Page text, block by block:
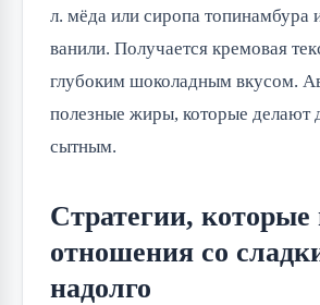
л. мёда или сиропа топинамбура
ванили. Получается кремовая
глубоким шоколадным вкусом.
полезные жиры, которые делают
сытным.
Стратегии,
отношения со
надолго